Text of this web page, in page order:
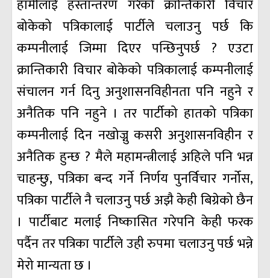
हामीलाई हस्तान्तरण गरेको क्रान्तिकारी विचार
बोकेको पत्रिकालाई पार्टीले चलाउनु पर्छ कि
कम्पनीलाई जिम्मा दिएर पन्छिनुपर्छ ? एउटा
क्रान्तिकारी विचार बोकेको पत्रिकालाई कम्पनीलाई
संचालन गर्न दिनु अनुशासनविहीनता पनि नहुने र
अनैतिक पनि नहुने । तर पार्टीको हातको पत्रिका
कम्पनीलाई दिन नखोज्नु कसरी अनुशासनविहीन र
अनैतिक हुन्छ ? मैले महामन्त्रीलाई अहिले पनि भन्न
चाहन्छु, पत्रिका बन्द गर्ने निर्णय पुनर्विचार गर्नोस,
पत्रिका पार्टीले नै चलाउनु पर्छ अझै केही बिग्रेको छैन
। पार्टीबाट मलाई निष्कासित गरेपनि केही फरक
पर्दैन तर पत्रिका पार्टीले उही रुपमा चलाउनु पर्छ भन्ने
मेरो मान्यता छ ।